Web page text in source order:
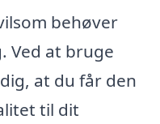
behøver
Ved at bruge
at du får den
til dit